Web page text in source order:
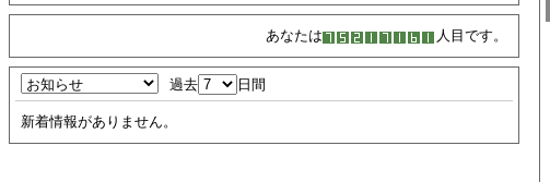
あなたは 人目です。
過去 日間
新着情報がありません。